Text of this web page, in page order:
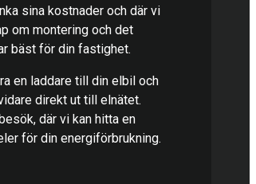
sina kostnader och där vi
om montering och det
bäst för din fastighet.
en laddare till din elbil och
direkt ut till elnätet.
där vi kan hitta en
för din energiförbrukning.